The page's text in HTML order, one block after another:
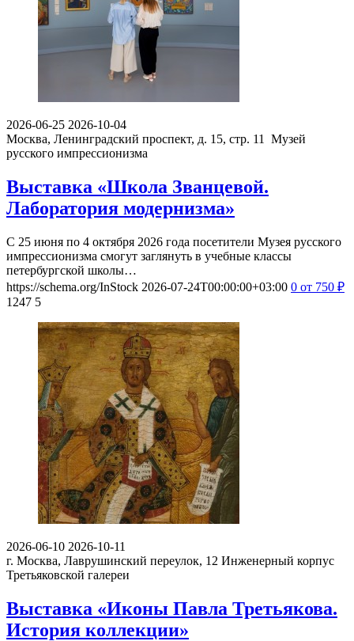
2026-06-25 2026-10-04
Москва, Ленинградский проспект, д. 15, стр. 11
Музей
русского импрессионизма
Выставка «Школа Званцевой.
Лаборатория модернизма»
С 25 июня по 4 октября 2026 года посетители Музея русского
импрессионизма смогут заглянуть в учебные классы
петербургской школы…
https://schema.org/InStock 2026-07-24T00:00:00+03:00 0 от 750 ₽
1247 5
2026-06-10 2026-10-11
г. Москва, Лаврушинский переулок, 12 Инженерный корпус
Третьяковской галереи
Выставка «Иконы Павла Третьякова.
История коллекции»